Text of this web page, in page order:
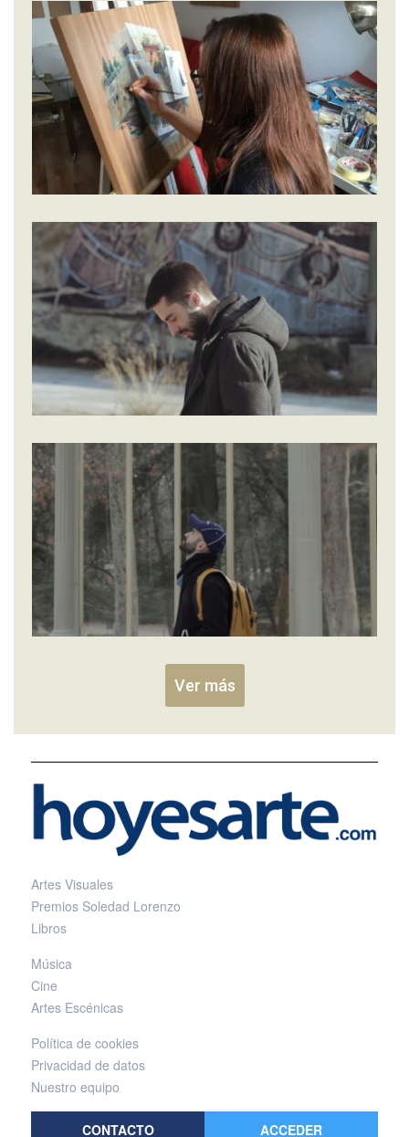
Ver más
Artes Visuales
Premios Soledad Lorenzo
Libros
Música
Cine
Artes Escénicas
Política de cookies
Privacidad de datos
Nuestro equipo
CONTACTO ACCEDER